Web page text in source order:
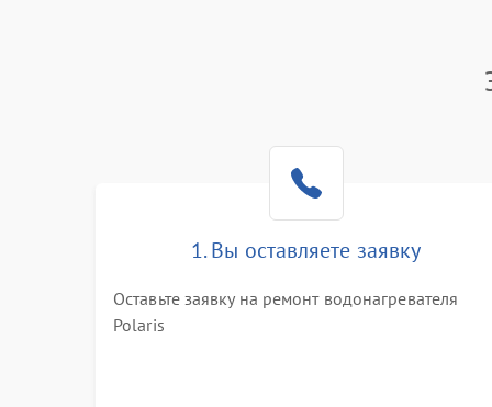
1. Вы оставляете заявку
Оставьте заявку на ремонт водонагревателя
Polaris